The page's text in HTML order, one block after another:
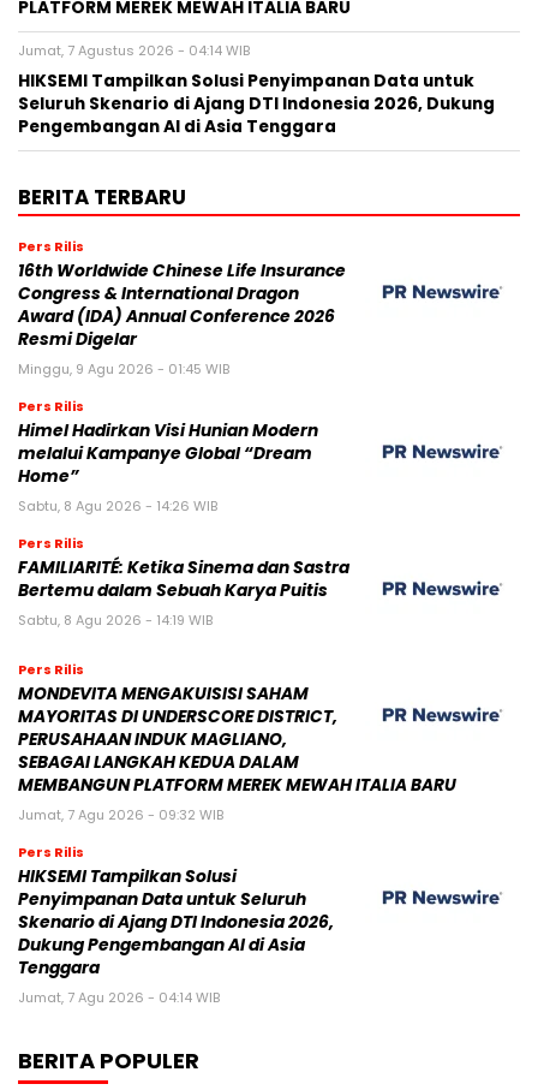
PLATFORM MEREK MEWAH ITALIA BARU
Jumat, 7 Agustus 2026 - 04:14 WIB
HIKSEMI Tampilkan Solusi Penyimpanan Data untuk
Seluruh Skenario di Ajang DTI Indonesia 2026, Dukung
Pengembangan AI di Asia Tenggara
BERITA TERBARU
Pers Rilis
16th Worldwide Chinese Life Insurance
Congress & International Dragon
Award (IDA) Annual Conference 2026
Resmi Digelar
Minggu, 9 Agu 2026 - 01:45 WIB
Pers Rilis
Himel Hadirkan Visi Hunian Modern
melalui Kampanye Global “Dream
Home”
Sabtu, 8 Agu 2026 - 14:26 WIB
Pers Rilis
FAMILIARITÉ: Ketika Sinema dan Sastra
Bertemu dalam Sebuah Karya Puitis
Sabtu, 8 Agu 2026 - 14:19 WIB
Pers Rilis
MONDEVITA MENGAKUISISI SAHAM
MAYORITAS DI UNDERSCORE DISTRICT,
PERUSAHAAN INDUK MAGLIANO,
SEBAGAI LANGKAH KEDUA DALAM
MEMBANGUN PLATFORM MEREK MEWAH ITALIA BARU
Jumat, 7 Agu 2026 - 09:32 WIB
Pers Rilis
HIKSEMI Tampilkan Solusi
Penyimpanan Data untuk Seluruh
Skenario di Ajang DTI Indonesia 2026,
Dukung Pengembangan AI di Asia
Tenggara
Jumat, 7 Agu 2026 - 04:14 WIB
BERITA POPULER